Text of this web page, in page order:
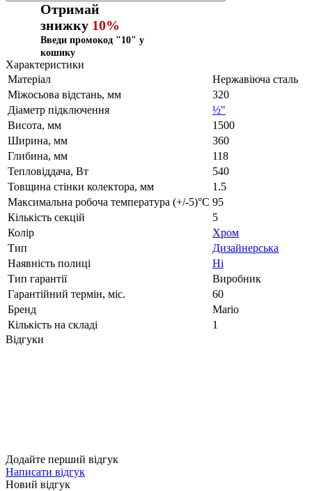
Отримай
знижку 10%
Введи промокод "10" у
кошику
Характеристики
Матеріал
Нержавіюча сталь
Міжосьова відстань, мм
320
Діаметр підключення
½"
Висота, мм
1500
Ширина, мм
360
Глибина, мм
118
Тепловіддача, Вт
540
Товщина стінки колектора, мм
1.5
Максимальна робоча температура (+/-5)°C 95
Кількість секцій
5
Колір
Хром
Тип
Дизайнерська
Наявність полиці
Ні
Тип гарантії
Виробник
Гарантійний термін, міс.
60
Бренд
Mario
Кількість на складі
1
Відгуки
Додайте перший відгук
Написати відгук
Новий відгук